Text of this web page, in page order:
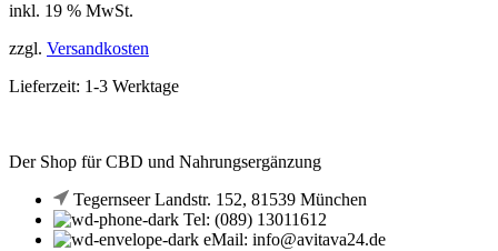
inkl. 19 % MwSt.
zzgl. Versandkosten
Lieferzeit: 1-3 Werktage
Der Shop für CBD und Nahrungsergänzung
Tegernseer Landstr. 152, 81539 München
Tel: (089) 13011612
eMail: info@avitava24.de